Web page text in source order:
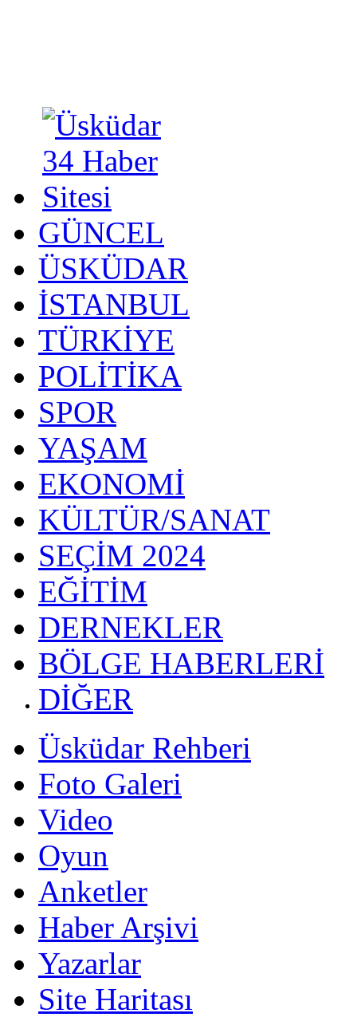
GÜNCEL
ÜSKÜDAR
İSTANBUL
TÜRKİYE
POLİTİKA
SPOR
YAŞAM
EKONOMİ
KÜLTÜR/SANAT
SEÇİM 2024
EĞİTİM
DERNEKLER
BÖLGE HABERLERİ
DİĞER
Üsküdar Rehberi
Foto Galeri
Video
Oyun
Anketler
Haber Arşivi
Yazarlar
Site Haritası